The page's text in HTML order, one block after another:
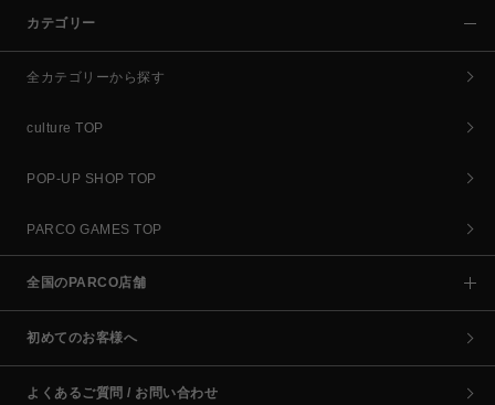
カテゴリー
全カテゴリーから探す
culture TOP
POP-UP SHOP TOP
PARCO GAMES TOP
全国のPARCO店舗
初めてのお客様へ
よくあるご質問 / お問い合わせ